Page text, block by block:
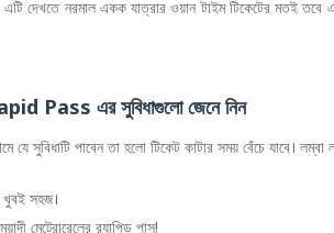
নরমাল একক যাত্রার ওয়ান টাইম টিকেটের মতই তবে
Pass এর সুবিধাগুলো জেনে নিন
সুবিধাটি পাবেন তা হলো টিকেট কাটার সময় বেঁচে যাবে। লম্বা
খুবই সহজ।
মেট্রোরেলের র‍্যাপিড পাস!